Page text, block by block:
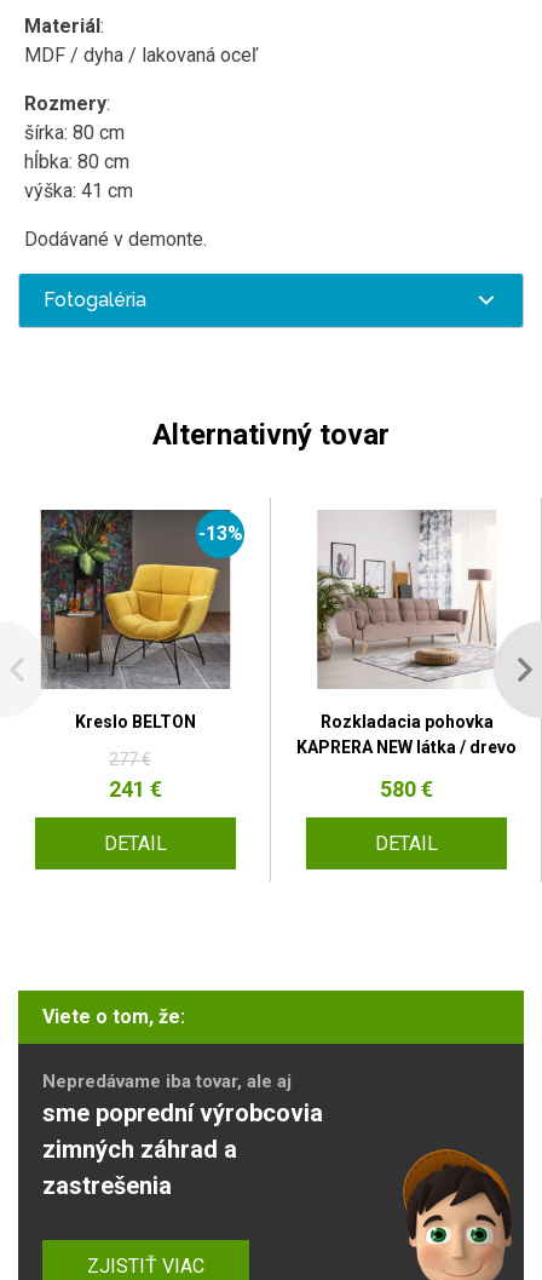
Materiál:
MDF / dyha / lakovaná oceľ
Rozmery:
šírka: 80 cm
hĺbka: 80 cm
výška: 41 cm
Dodávané v demonte.
Fotogaléria
Alternativný tovar
-13%
Kreslo BELTON
277 €
241 €
DETAIL
Rozkladacia pohovka
KAPRERA NEW látka / drevo
580 €
DETAIL
Viete o tom, že:
Nepredávame iba tovar, ale aj
sme poprední výrobcovia
zimných záhrad a
zastrešenia
ZJISTIŤ VIAC